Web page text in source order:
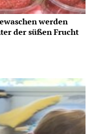
werden
der süßen Frucht